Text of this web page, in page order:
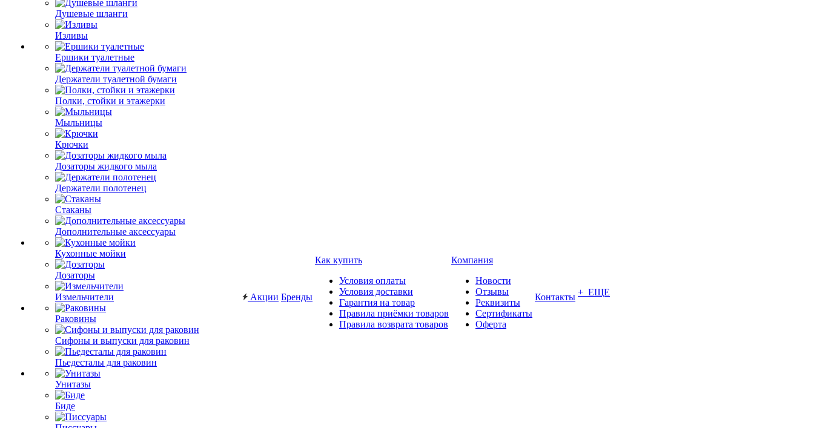
Душевые шланги
Изливы
Ершики туалетные
Держатели туалетной бумаги
Полки, стойки и этажерки
Мыльницы
Крючки
Дозаторы жидкого мыла
Держатели полотенец
Стаканы
Дополнительные аксессуары
Кухонные мойки
Дозаторы
Измельчители
Раковины
Сифоны и выпуски для раковин
Пьедесталы для раковин
Унитазы
Биде
Акции Бренды
Как купить
Условия оплаты
Условия доставки
Гарантия на товар
Правила приёмки товаров
Правила возврата товаров
Компания
Новости
Отзывы
Реквизиты
Сертификаты
Оферта
Контакты + ЕЩЕ